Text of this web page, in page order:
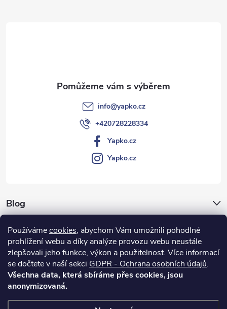
Používámecookies, abychom Vám umožnili pohodlné
prohlížení webu a díky analýze provozu webu neustále
zlepšovali jeho funkce, výkon a použitelnost. Více informací
se dočtete v naší sekci GDPR - Ochrana osobních údajů.
Všechna data, která sbíráme přes cookies, jsou
anonymizovaná.
Blog
Vše o nákupu
info@yapko.cz
+420728228334
Yapko.cz
Yapko.cz